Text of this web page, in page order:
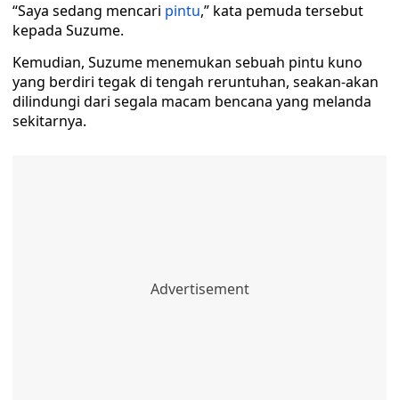
“Saya sedang mencari pintu,” kata pemuda tersebut
kepada Suzume.
Kemudian, Suzume menemukan sebuah pintu kuno
yang berdiri tegak di tengah reruntuhan, seakan-akan
dilindungi dari segala macam bencana yang melanda
sekitarnya.